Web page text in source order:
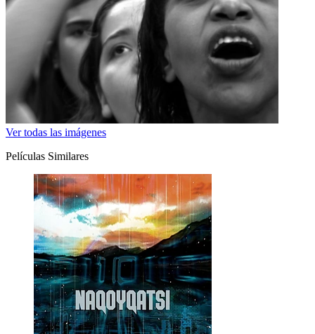
Ver todas las imágenes
Películas Similares